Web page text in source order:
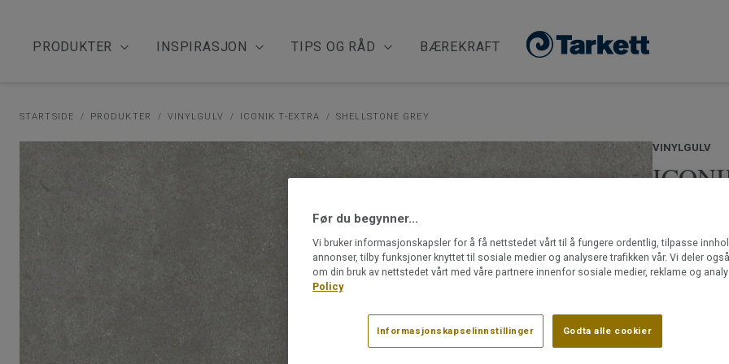
PRODUKTER INSPIRASJON TIPS OG RÅD BÆREKRAFT
STARTSIDE PRODUKTER VINYLGULV ICONIK T-EXTRA SHELLSTONE GREY
VINYLGULV
Shellstone
Extra er et
tillegg pent,
kan legges
Praktisk,
Finnes i
Passer
Før du begynner...
Vi bruker informasjonskapsler for å få nettstedet vårt til å fungere ordentlig, tilpasse
annonser, tilby funksjoner knyttet til sosiale medier og analysere trafikken vår. Vi deler
om din bruk av nettstedet vårt med våre partnere innenfor sosiale medier, reklame og
Policy
Informasjonskapselinnstillinger Godta alle cookier